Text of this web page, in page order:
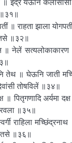
॥ राहता झाला
॥३२॥
॥ नेलें
तेथ ॥ घेऊनि जाती
तोषविलें ॥३४॥
॥ पितृगणादि अर्यमा
॥३५॥
राहिला
॥३६॥